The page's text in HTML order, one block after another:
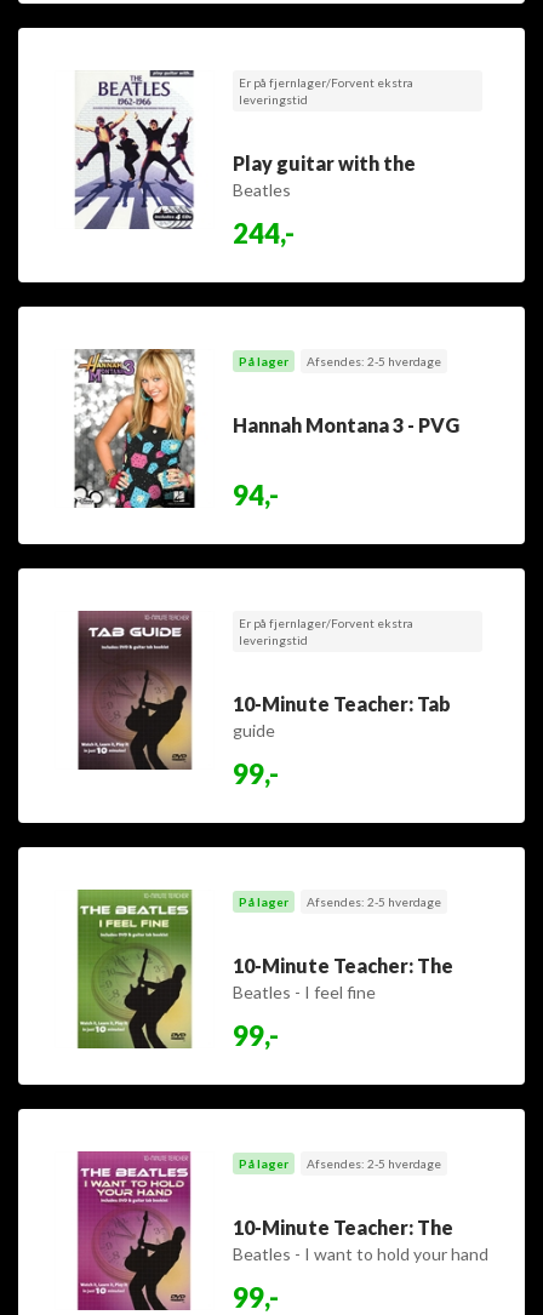
Er på fjernlager/Forvent ekstra
leveringstid
Play guitar with the
Beatles
244,-
På lager Afsendes: 2-5 hverdage
Hannah Montana 3 - PVG
94,-
Er på fjernlager/Forvent ekstra
leveringstid
10-Minute Teacher: Tab
guide
99,-
På lager Afsendes: 2-5 hverdage
10-Minute Teacher: The
Beatles - I feel fine
99,-
På lager Afsendes: 2-5 hverdage
10-Minute Teacher: The
Beatles - I want to hold your hand
99,-